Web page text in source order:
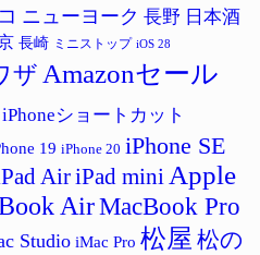
ニューヨーク 長野 日本酒
長崎 ミニストップ iOS 28
ザ Amazonセール
iPhoneショートカット
19 iPhone 20 iPhone SE
AiriPad mini Apple
AirMacBook Pro
Studio iMac Pro 松屋 松の